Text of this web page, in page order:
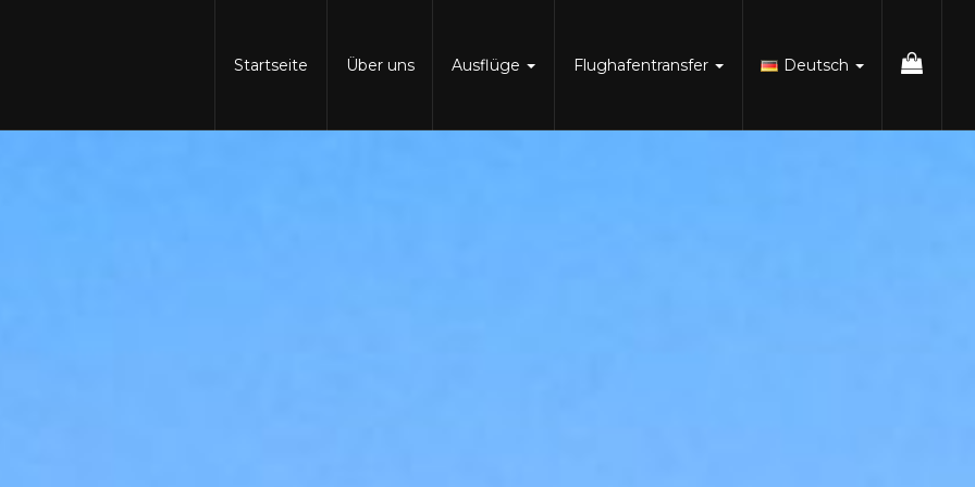
Startseite Über uns Ausflüge Flughafentransfer Deutsch